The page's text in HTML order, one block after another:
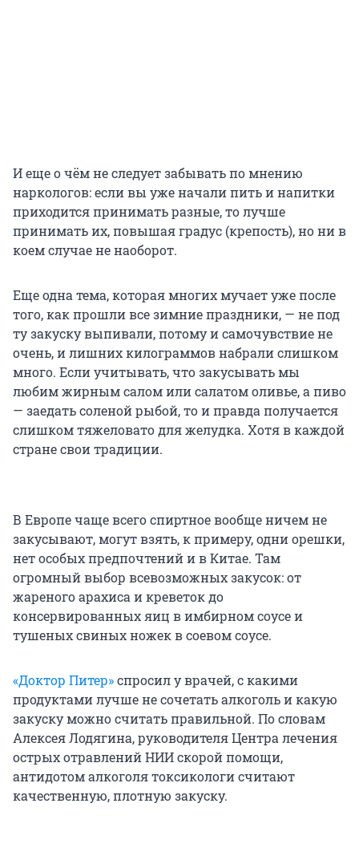
И еще о чём не следует забывать по мнению
наркологов: если вы уже начали пить и напитки
приходится принимать разные, то лучше
принимать их, повышая градус (крепость), но ни в
коем случае не наоборот.
Еще одна тема, которая многих мучает уже после
того, как прошли все зимние праздники, — не под
ту закуску выпивали, потому и самочувствие не
очень, и лишних килограммов набрали слишком
много. Если учитывать, что закусывать мы
любим жирным салом или салатом оливье, а пиво
— заедать соленой рыбой, то и правда получается
слишком тяжеловато для желудка. Хотя в каждой
стране свои традиции.
В Европе чаще всего спиртное вообще ничем не
закусывают, могут взять, к примеру, одни орешки,
нет особых предпочтений и в Китае. Там
огромный выбор всевозможных закусок: от
жареного арахиса и креветок до
консервированных яиц в имбирном соусе и
тушеных свиных ножек в соевом соусе.
«Доктор Питер»спросил у врачей, с какими
продуктами лучше не сочетать алкоголь и какую
закуску можно считать правильной. По словам
Алексея Лодягина, руководителя Центра лечения
острых отравлений НИИ скорой помощи,
антидотом алкоголя токсикологи считают
качественную, плотную закуску.